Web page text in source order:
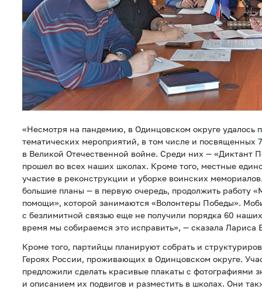
«Несмотря на пандемию, в Одинцовском округе удалось
тематических мероприятий, в том числе и посвященных
в Великой Отечественной войне. Среди них — «Диктант
прошел во всех наших школах. Кроме того, местные
участие в реконструкции и уборке воинских
большие планы — в первую очередь, продолжить работу
помощи», которой занимаются «Волонтеры Победы».
с безлимитной связью еще не получили порядка 60
время мы собираемся это исправить», — сказала Лариса
Кроме того, партийцы планируют собрать и
Героях России, проживающих в Одинцовском округе.
предложили сделать красивые плакаты с фотографиями
и описанием их подвигов и разместить в школах. Они